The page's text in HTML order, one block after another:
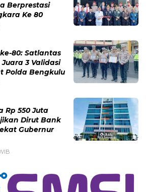
Berprestasi
Ke 80
80: Satlantas
3 Validasi
Polda Bengkulu
Rp 550 Juta
Dirut Bank
Gubernur